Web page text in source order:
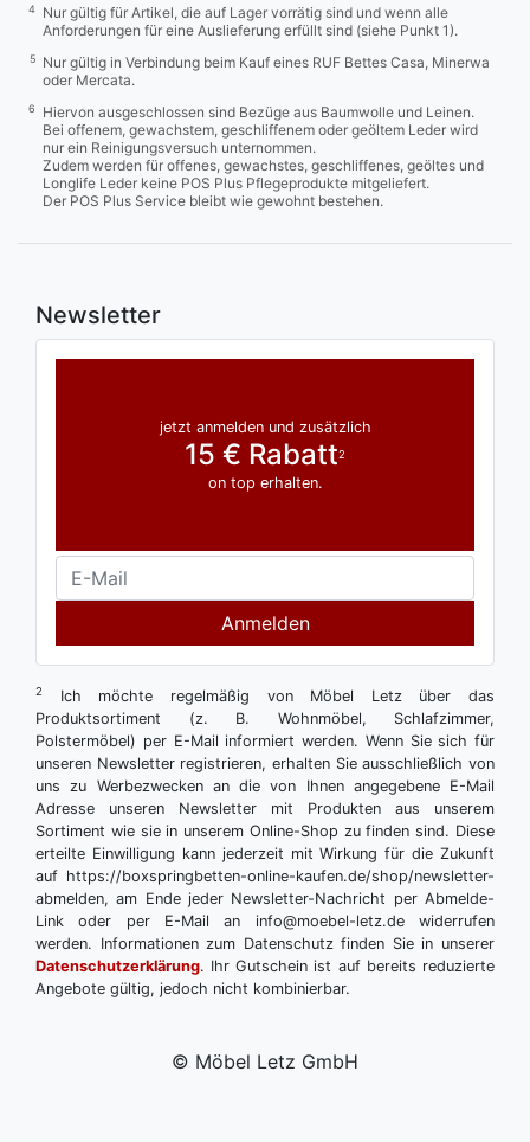
4
Nur gültig für Artikel, die auf Lager vorrätig sind und wenn alle
Anforderungen für eine Auslieferung erfüllt sind (siehe Punkt 1).
5
Nur gültig in Verbindung beim Kauf eines RUF Bettes Casa, Minerwa
oder Mercata.
6
Hiervon ausgeschlossen sind Bezüge aus Baumwolle und Leinen.
Bei offenem, gewachstem, geschliffenem oder geöltem Leder wird
nur ein Reinigungsversuch unternommen.
Zudem werden für offenes, gewachstes, geschliffenes, geöltes und
Longlife Leder keine POS Plus Pflegeprodukte mitgeliefert.
Der POS Plus Service bleibt wie gewohnt bestehen.
Newsletter
jetzt anmelden und zusätzlich
15 € Rabatt2
on top erhalten.
Anmelden
2
Ich möchte regelmäßig von Möbel Letz über das
Produktsortiment (z. B. Wohnmöbel, Schlafzimmer,
Polstermöbel) per E-Mail informiert werden. Wenn Sie sich für
unseren Newsletter registrieren, erhalten Sie ausschließlich von
uns zu Werbezwecken an die von Ihnen angegebene E-Mail
Adresse unseren Newsletter mit Produkten aus unserem
Sortiment wie sie in unserem Online-Shop zu finden sind. Diese
erteilte Einwilligung kann jederzeit mit Wirkung für die Zukunft
auf https://boxspringbetten-online-kaufen.de/shop/newsletter-
abmelden, am Ende jeder Newsletter-Nachricht per Abmelde-
Link oder per E-Mail an info@moebel-letz.de widerrufen
werden. Informationen zum Datenschutz finden Sie in unserer
Datenschutzerklärung. Ihr Gutschein ist auf bereits reduzierte
Angebote gültig, jedoch nicht kombinierbar.
© Möbel Letz GmbH